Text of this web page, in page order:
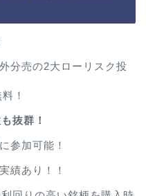
分売の2大ローリスク投
！
抜群！
参加可能！
績あり！！